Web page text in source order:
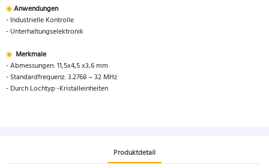
◉Anwendungen
- Industrielle Kontrolle
- Unterhaltungselektronik
◉ Merkmale
- Abmessungen: 11,5x4,5 x3,6 mm
- Standardfrequenz: 3.2768 ~ 32 MHz
- Durch Lochtyp -Kristalleinheiten
Produktdetail